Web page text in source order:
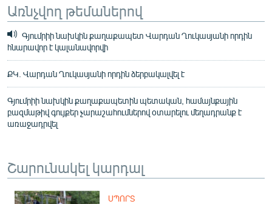
Առնչվող թեմաներով
Գյումրիի նախկին քաղաքապետ Վարդան Ղուկասյանի որդին
հնարավոր է կալանավորվի
ՔԿ. Վարդան Ղուկասյանի որդին ձերբակալվել է
Գյումրիի նախկին քաղաքապետին պետական, համայնքային
բազմաթիվ գույքեր չարաշահումներով օտարելու մեղադրանք է
առաջադրվել
Շարունակել կարդալ
ՍՊՈՐՏ